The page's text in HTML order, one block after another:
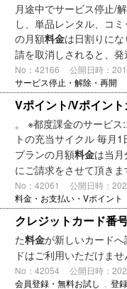
月途中でサービス停止/
し、単品レンタル、コ
の月額料金は日割りに
請を取消しされると、
No：42166 公開日時：
サービス停止・解除・再開
Vポイント/Vポイン
。 ※都度課金のサービ
トの充当サイクル 毎月1
プランの月額料金は当
にご請求をさせて頂き
No：42061 公開日時：
料金・お支払い・Vポイント
クレジットカード番
た料金が新しいカード
ドはご利用いただけませ
No：42054 公開日時：
会員登録・無料お試し
登